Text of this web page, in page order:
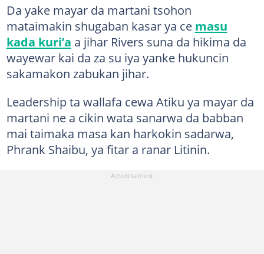
Da yake mayar da martani tsohon
mataimakin shugaban kasar ya ce masu
kada kuri’a a jihar Rivers suna da hikima da
wayewar kai da za su iya yanke hukuncin
sakamakon zabukan jihar.
Leadership ta wallafa cewa Atiku ya mayar da
martani ne a cikin wata sanarwa da babban
mai taimaka masa kan harkokin sadarwa,
Phrank Shaibu, ya fitar a ranar Litinin.